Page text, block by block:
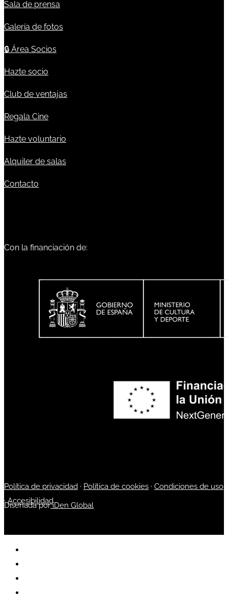
Sala de prensa
Galería de fotos
🔒 Área Socios
Hazte socio
Club de ventajas
Regala Cine
Hazte voluntario
Alquiler de salas
Contacto
Con la financiación de:
Política de privacidad · Política de cookies · Condiciones de uso
·Accesibilidad
Diseñada poriDen Global